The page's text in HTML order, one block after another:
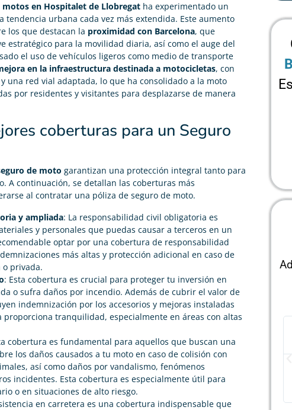
motos en Hospitalet de Llobregat ha experimentado un
tendencia urbana cada vez más extendida. Este aumento
los que destacan la proximidad con Barcelona, que
estratégico para la movilidad diaria, así como el auge del
el uso de vehículos ligeros como medio de transporte
en la infraestructura destinada a motocicletas, con
una red vial adaptada, lo que ha consolidado a la moto
por residentes y visitantes para desplazarse de manera
coberturas para un Seguro
de moto garantizan una protección integral tanto para
A continuación, se detallan las coberturas más
al contratar una póliza de seguro de moto.
y ampliada: La responsabilidad civil obligatoria es
y personales que puedas causar a terceros en un
optar por una cobertura de responsabilidad
más altas y protección adicional en caso de
privada.
: Esta cobertura es crucial para proteger tu inversión en
o sufra daños por incendio. Además de cubrir el valor de
indemnización por los accesorios y mejoras instaladas
proporciona tranquilidad, especialmente en áreas con altas
cobertura es fundamental para aquellos que buscan una
los daños causados a tu moto en caso de colisión con
así como daños por vandalismo, fenómenos
incidentes. Esta cobertura es especialmente útil para
o en situaciones de alto riesgo.
en carretera es una cobertura indispensable que
pago

He podido rebajar el precio de mi seguro de moto un
50%, realmente cumplen con lo que dicen